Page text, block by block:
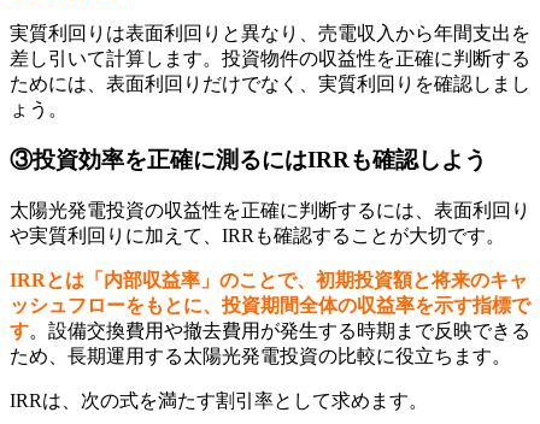
実質利回りは表面利回りと異なり、売電収入から年間支出を
差し引いて計算します。投資物件の収益性を正確に判断する
ためには、表面利回りだけでなく、実質利回りを確認しまし
ょう。
③投資効率を正確に測るにはIRRも確認しよう
太陽光発電投資の収益性を正確に判断するには、表面利回り
や実質利回りに加えて、IRRも確認することが大切です。
IRRとは「内部収益率」のことで、初期投資額と将来のキャ
ッシュフローをもとに、投資期間全体の収益率を示す指標で
す。設備交換費用や撤去費用が発生する時期まで反映できる
ため、長期運用する太陽光発電投資の比較に役立ちます。
IRRは、次の式を満たす割引率として求めます。